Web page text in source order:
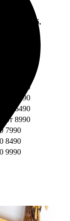
Цена, руб.
от 4990
от 5990
от 6490
от 8990
7990
8490
9990